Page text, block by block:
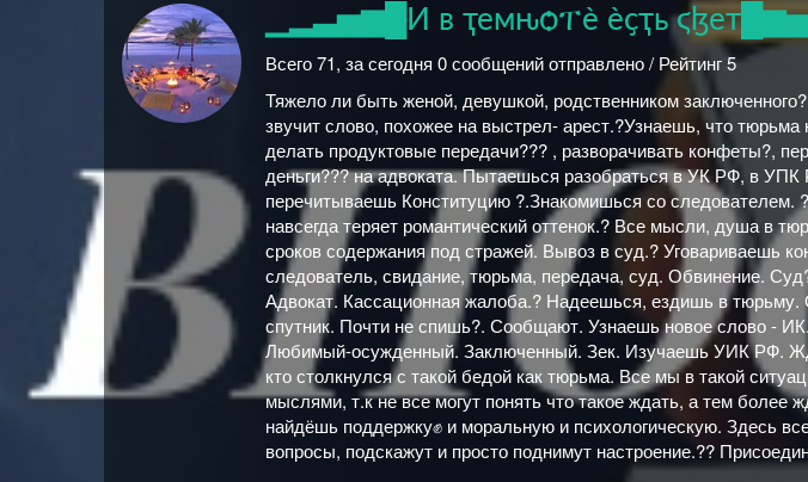
▁▂▃▅▆█И в ҭемԋѻፐѐ ѐҫҭь
Всего 71, за сегодня 0 сообщений отправлено / Рейтинг 5
Тяжело ли быть женой, девушкой, родственником
звучит слово, похожее на выстрел- арест.?Узнаешь, что
делать продуктовые передачи??? , разворачивать конфеты?,
деньги??? на адвоката. Пытаешься разобраться в УК РФ, в
перечитываешь Конституцию ?.Знакомишься со
навсегда теряет романтический оттенок.? Все мысли, душа в
сроков содержания под стражей. Вывоз в суд.? Уговариваешь
следователь, свидание, тюрьма, передача, суд. Обвинение.
Адвокат. Кассационная жалоба.? Надеешься, ездишь в тюрьму.
спутник. Почти не спишь?. Сообщают. Узнаешь новое слово -
Любимый-осужденный. Заключенный. Зек. Изучаешь УИК РФ.
кто столкнулся с такой бедой как тюрьма. Все мы в такой
мыслями, т.к не все могут понять что такое ждать, а тем
найдёшь поддержку✊ и моральную и психологическую. Здесь
вопросы, подскажут и просто поднимут настроение.??